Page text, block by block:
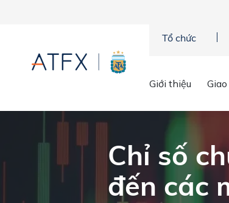
Tổ chức
Giới thiệu
Phân tích thị trường
Chỉ số
đến các